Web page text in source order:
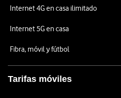
Internet 4G en casa ilimitado
Internet 5G en casa
Fibra, móvil y fútbol
Tarifas móviles